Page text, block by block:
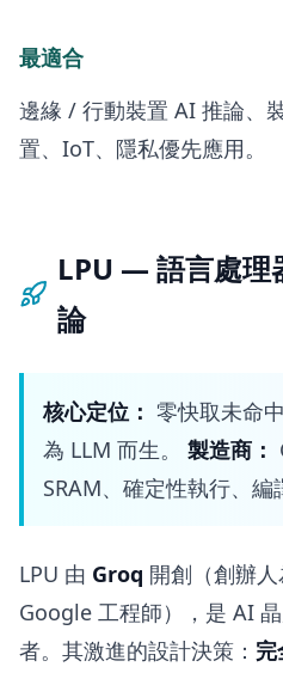
最適合
邊緣 / 行動裝置 AI 推論、
置、IoT、隱私優先應用。
LPU — 語言處理
論
核心定位： 零快取未命
為 LLM 而生。 製造商：
SRAM、確定性執行、編
LPU 由 Groq 開創（創辦
Google 工程師），是 AI
者。其激進的設計決策：